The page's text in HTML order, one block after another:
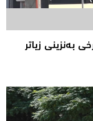
بەنزینى زیاتر